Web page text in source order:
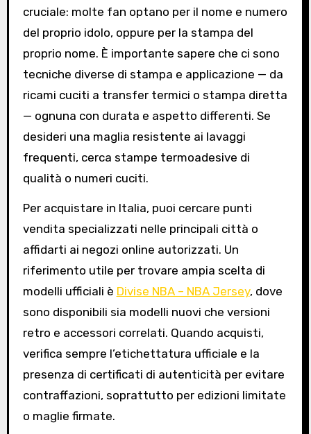
cruciale: molte fan optano per il nome e numero
del proprio idolo, oppure per la stampa del
proprio nome. È importante sapere che ci sono
tecniche diverse di stampa e applicazione — da
ricami cuciti a transfer termici o stampa diretta
— ognuna con durata e aspetto differenti. Se
desideri una maglia resistente ai lavaggi
frequenti, cerca stampe termoadesive di
qualità o numeri cuciti.
Per acquistare in Italia, puoi cercare punti
vendita specializzati nelle principali città o
affidarti ai negozi online autorizzati. Un
riferimento utile per trovare ampia scelta di
modelli ufficiali è Divise NBA – NBA Jersey, dove
sono disponibili sia modelli nuovi che versioni
retro e accessori correlati. Quando acquisti,
verifica sempre l’etichettatura ufficiale e la
presenza di certificati di autenticità per evitare
contraffazioni, soprattutto per edizioni limitate
o maglie firmate.